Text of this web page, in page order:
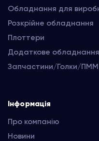
Обладнання для
Розкрійне обладнання
Плоттери
Додаткове обладнання
Запчастини/Голки/ПММ
Інформація
Про компанію
Новини